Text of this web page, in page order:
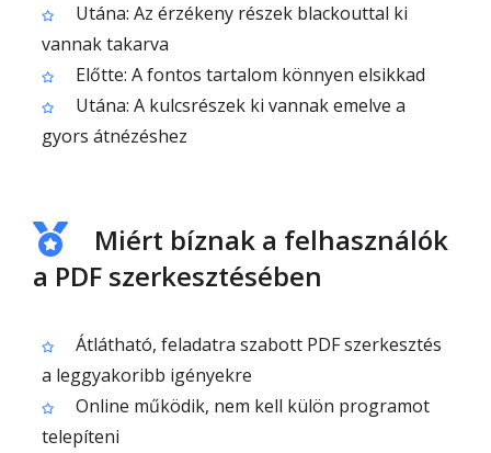
Utána: Az érzékeny részek blackouttal ki
vannak takarva
Előtte: A fontos tartalom könnyen elsikkad
Utána: A kulcsrészek ki vannak emelve a
gyors átnézéshez
Miért bíznak a felhasználók
a PDF szerkesztésében
Átlátható, feladatra szabott PDF szerkesztés
a leggyakoribb igényekre
Online működik, nem kell külön programot
telepíteni